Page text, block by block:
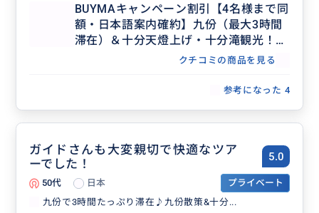
BUYMAキャンペーン割引【4名様まで同
額・日本語案内確約】九份（最大3時間
滞在）＆十分天燈上げ・十分滝観光！セ
ダンで行く貸切7時間ツアー（士林夜
クチコミの商品を見る
参考になった 4
ガイドさんも大変親切で快適なツア
ーでした！
5.0
50代 日本
プライベート
九份で3時間たっぷり滞在♪九份散策&十分...